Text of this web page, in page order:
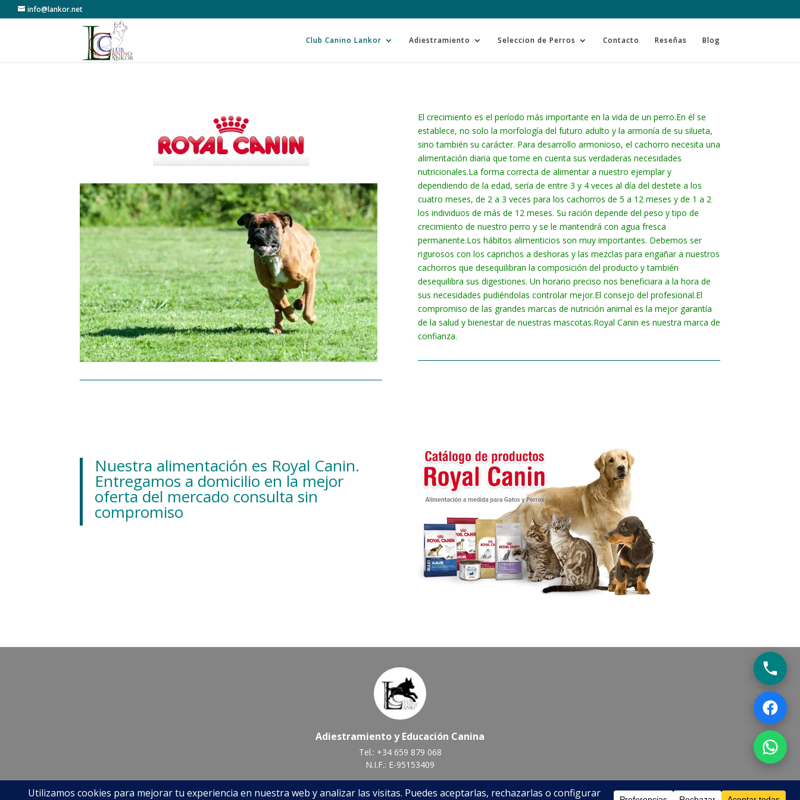
info@lankor.net
Club Canino Lankor Adiestramiento Seleccion de Perros Contacto Reseñas Blog
El crecimiento es el período más importante en la vida de un perro.En él se
establece, no solo la morfología del futuro adulto y la armonía de su silueta,
sino también su carácter. Para desarrollo armonioso, el cachorro necesita una
alimentación diaria que tome en cuenta sus verdaderas necesidades
nutricionales.La forma correcta de alimentar a nuestro ejemplar y
dependiendo de la edad, sería de entre 3 y 4 veces al día del destete a los
cuatro meses, de 2 a 3 veces para los cachorros de 5 a 12 meses y de 1 a 2
los individuos de más de 12 meses. Su ración depende del peso y tipo de
crecimiento de nuestro perro y se le mantendrá con agua fresca
permanente.Los hábitos alimenticios son muy importantes. Debemos ser
rigurosos con los caprichos a deshoras y las mezclas para engañar a nuestros
cachorros que desequilibran la composición del producto y también
desequilibra sus digestiones. Un horario preciso nos beneficiara a la hora de
sus necesidades pudiéndolas controlar mejor.El consejo del profesional.El
compromiso de las grandes marcas de nutrición animal es la mejor garantía
de la salud y bienestar de nuestras mascotas.Royal Canin es nuestra marca de
confianza.
Nuestra alimentación es Royal Canin.
Entregamos a domicilio en la mejor
oferta del mercado consulta sin
compromiso
Adiestramiento y Educación Canina
Tel.: +34 659 879 068
N.I.F.: E-95153409